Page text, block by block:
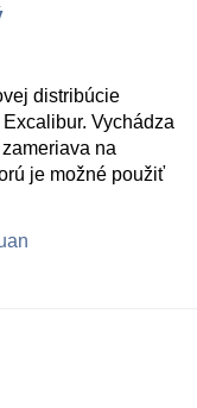
distribúcie
Vychádza
na
je možné použiť